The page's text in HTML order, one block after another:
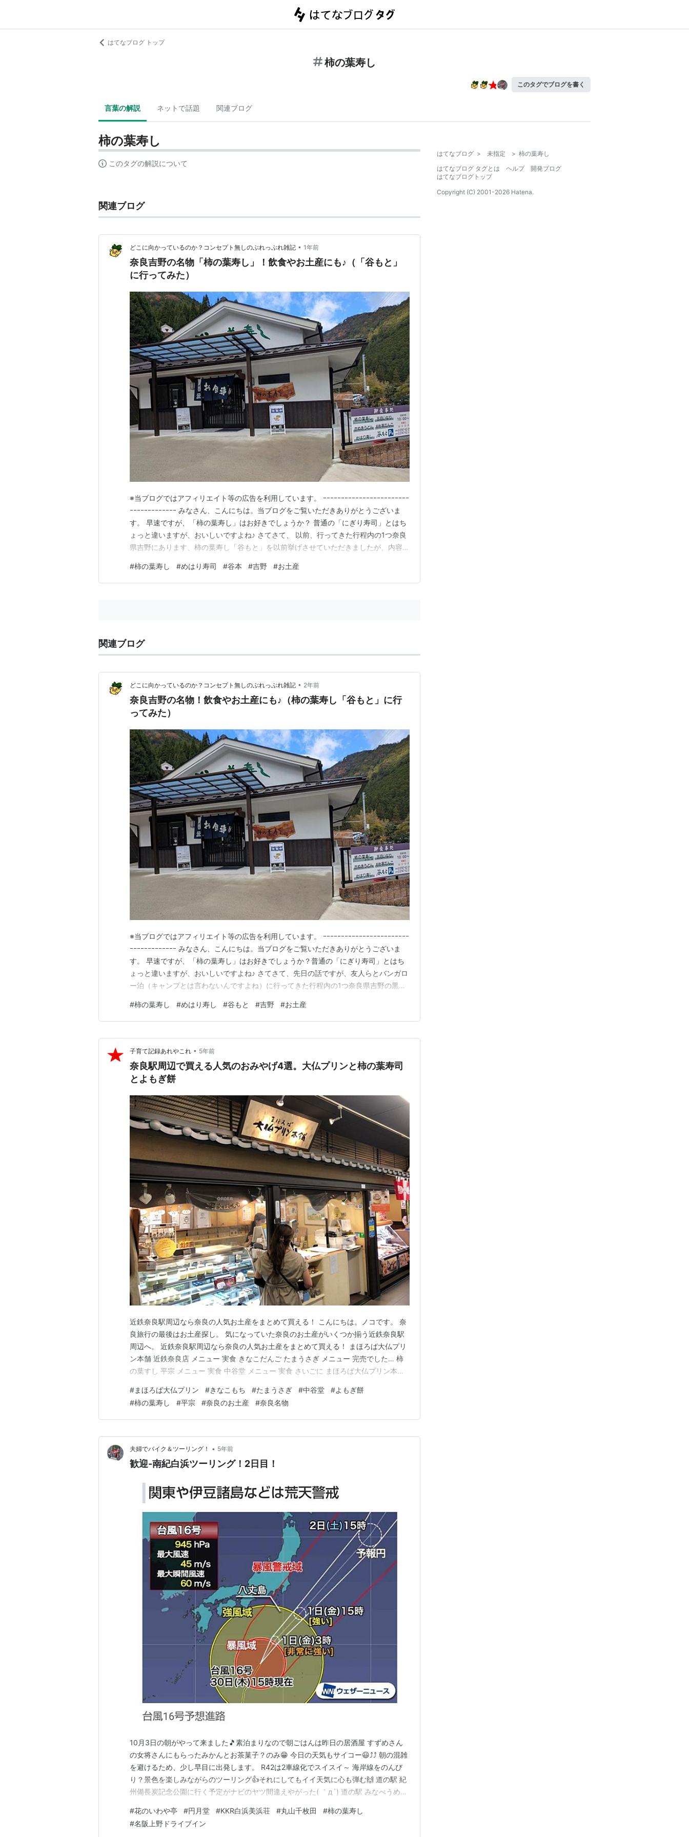
はてなブログ トップ
柿の葉寿し
このタグでブログを書く
言葉の解説 ネットで話題 関連ブログ
柿の葉寿し
このタグの解説について
関連ブログ
どこに向かっているのか？コンセプト無しのぶれっぶれ雑記 • 1年前
奈良吉野の名物「柿の葉寿し」！飲食やお土産にも♪（「谷もと」
に行ってみた）
※当ブログではアフィリエイト等の広告を利用しています。 ｰｰｰｰｰｰｰｰｰｰｰｰｰｰｰｰｰｰｰｰｰｰｰｰ
ｰｰｰｰｰｰｰｰｰｰｰｰｰ みなさん、こんにちは。当ブログをご覧いただきありがとうございま
す。 早速ですが、「柿の葉寿し」はお好きでしょうか？ 普通の「にぎり寿司」とはち
ょっと違いますが、おいしいですよね♪ さてさて、 以前、行ってきた行程内の1つ奈良
県吉野にあります、柿の葉寿し「谷もと」を以前挙げさせていただきましたが、内容を
ついでに寄ってみた■ 谷本商店■ 恐る恐る入ってみた。。。■ （マメ知識）「柿の
葉…
#柿の葉寿し #めはり寿司 #谷本 #吉野 #お土産
関連ブログ
どこに向かっているのか？コンセプト無しのぶれっぶれ雑記 • 2年前
奈良吉野の名物！飲食やお土産にも♪（柿の葉寿し「谷もと」に行
ってみた）
※当ブログではアフィリエイト等の広告を利用しています。 ｰｰｰｰｰｰｰｰｰｰｰｰｰｰｰｰｰｰｰｰｰｰｰｰ
ｰｰｰｰｰｰｰｰｰｰｰｰｰ みなさん、こんにちは。当ブログをご覧いただきありがとうございま
す。 早速ですが、「柿の葉寿し」はお好きでしょうか？普通の「にぎり寿司」とはち
ょっと違いますが、おいしいですよね♪ さてさて、先日の話ですが、友人らとバンガロ
ー泊（キャンプとは言わないんですよね）に行ってきた行程内の1つ奈良県吉野の黒滝
■ 旅行？ついでに寄ってみた■ 恐る恐る入ってみた。。。■ （マメ知識）「柿の葉寿
し」…
#柿の葉寿し #めはり寿し #谷もと #吉野 #お土産
子育て記録あれやこれ • 5年前
奈良駅周辺で買える人気のおみやげ4選。大仏プリンと柿の葉寿司
とよもぎ餅
近鉄奈良駅周辺なら奈良の人気お土産をまとめて買える！ こんにちは。ノコです。 奈
良旅行の最後はお土産探し。 気になっていた奈良のお土産がいくつか揃う近鉄奈良駅
周辺へ。 近鉄奈良駅周辺なら奈良の人気お土産をまとめて買える！ まほろば大仏プリ
ン本舗 近鉄奈良店 メニュー 実食 きなこだんご たまうさぎ メニュー 完売でした… 柿
の葉すし 平宗 メニュー 実食 中谷堂 メニュー 実食 さいごに まほろば大仏プリン本舗
プリン本舗です。 奈良土産として大人気というこちらのプリン。 蓋に大仏や鹿のかわ
いいイラストが描かれてい…
#まほろば大仏プリン #きなこもち #たまうさぎ #中谷堂 #よもぎ餅
#柿の葉寿し #平宗 #奈良のお土産 #奈良名物
夫婦でバイク＆ツーリング！ • 5年前
歓迎-南紀白浜ツーリング！2日目！
10月3日の朝がやって来ました🎵素泊まりなので朝ごはんは昨日の居酒屋 すずめさん
の女将さんにもらったみかんとお茶菓子？のみ😁 今日の天気もサイコー😃⤴️⤴️ 朝の混雑
を避けるため、少し早目に出発します。 R42は2車線化でスイスイ～ 海岸線をのんび
り？景色を楽しみながらのツーリング👍️それにしてもイイ天気に心も弾む🙌 道の駅 紀
州備長炭記念公園に行く予定がナビのヤツ間違えやがった( ｀д´) 道の駅 みなべうめ振
まま走ります。 行き先は高野山まで78kmもある。頑張るぜ❗️ 山の中に入り、クネクネ
を楽しんでいると赤…
#花のいわや亭 #円月堂 #KKR白浜美浜荘 #丸山千枚田 #柿の葉寿し
#名阪上野ドライブイン
はてなブログ > 未指定 > 柿の葉寿し
はてなブログ タグとは
ヘルプ
開発ブログ
はてなブログトップ
Copyright (C) 2001-2026 Hatena.